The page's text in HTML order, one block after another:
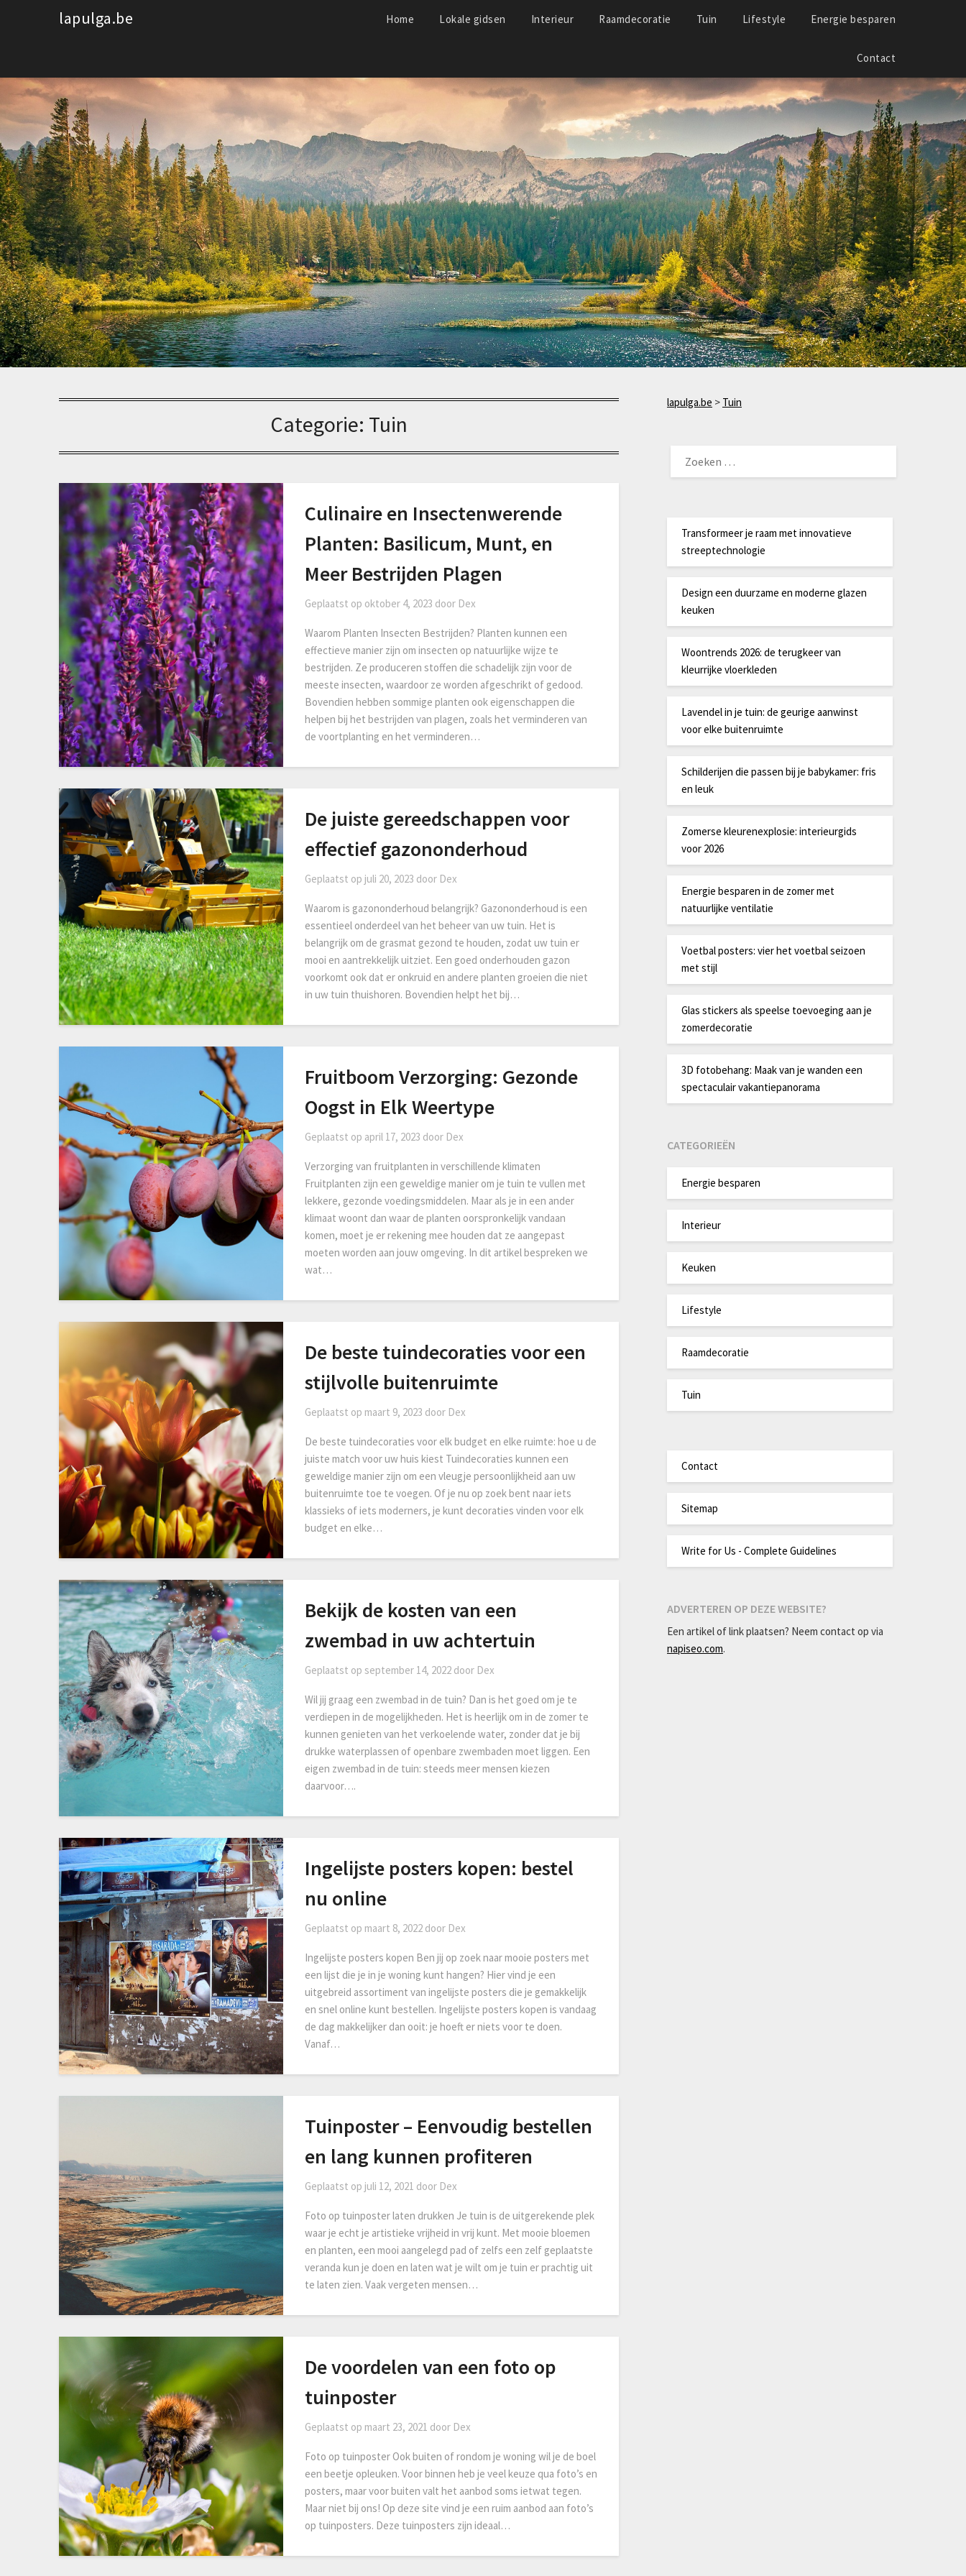
lapulga.be Home Lokale gidsen Interieur Raamdecoratie Tuin Lifestyle Energie besparen
Contact
Categorie: Tuin
Culinaire en Insectenwerende
Planten: Basilicum, Munt, en
Meer Bestrijden Plagen
Geplaatst op oktober 4, 2023 door Dex
Waarom Planten Insecten Bestrijden? Planten kunnen een
effectieve manier zijn om insecten op natuurlijke wijze te
bestrijden. Ze produceren stoffen die schadelijk zijn voor de
meeste insecten, waardoor ze worden afgeschrikt of gedood.
Bovendien hebben sommige planten ook eigenschappen die
helpen bij het bestrijden van plagen, zoals het verminderen van
de voortplanting en het verminderen…
De juiste gereedschappen voor
effectief gazononderhoud
Geplaatst op juli 20, 2023 door Dex
Waarom is gazononderhoud belangrijk? Gazononderhoud is een
essentieel onderdeel van het beheer van uw tuin. Het is
belangrijk om de grasmat gezond te houden, zodat uw tuin er
mooi en aantrekkelijk uitziet. Een goed onderhouden gazon
voorkomt ook dat er onkruid en andere planten groeien die niet
in uw tuin thuishoren. Bovendien helpt het bij…
Fruitboom Verzorging: Gezonde
Oogst in Elk Weertype
Geplaatst op april 17, 2023 door Dex
Verzorging van fruitplanten in verschillende klimaten
Fruitplanten zijn een geweldige manier om je tuin te vullen met
lekkere, gezonde voedingsmiddelen. Maar als je in een ander
klimaat woont dan waar de planten oorspronkelijk vandaan
komen, moet je er rekening mee houden dat ze aangepast
moeten worden aan jouw omgeving. In dit artikel bespreken we
wat…
De beste tuindecoraties voor een
stijlvolle buitenruimte
Geplaatst op maart 9, 2023 door Dex
De beste tuindecoraties voor elk budget en elke ruimte: hoe u de
juiste match voor uw huis kiest Tuindecoraties kunnen een
geweldige manier zijn om een vleugje persoonlijkheid aan uw
buitenruimte toe te voegen. Of je nu op zoek bent naar iets
klassieks of iets moderners, je kunt decoraties vinden voor elk
budget en elke…
Bekijk de kosten van een
zwembad in uw achtertuin
Geplaatst op september 14, 2022door Dex
Wil jij graag een zwembad in de tuin? Dan is het goed om je te
verdiepen in de mogelijkheden. Het is heerlijk om in de zomer te
kunnen genieten van het verkoelende water, zonder dat je bij
drukke waterplassen of openbare zwembaden moet liggen. Een
eigen zwembad in de tuin: steeds meer mensen kiezen
daarvoor….
Ingelijste posters kopen: bestel
nu online
Geplaatst op maart 8, 2022door Dex
Ingelijste posters kopen Ben jij op zoek naar mooie posters met
een lijst die je in je woning kunt hangen? Hier vind je een
uitgebreid assortiment van ingelijste posters die je gemakkelijk
en snel online kunt bestellen. Ingelijste posters kopen is vandaag
de dag makkelijker dan ooit: je hoeft er niets voor te doen.
Vanaf…
Tuinposter – Eenvoudig bestellen
en lang kunnen profiteren
Geplaatst op juli 12, 2021 door Dex
Foto op tuinposter laten drukken Je tuin is de uitgerekende plek
waar je echt je artistieke vrijheid in vrij kunt. Met mooie bloemen
en planten, een mooi aangelegd pad of zelfs een zelf geplaatste
veranda kun je doen en laten wat je wilt om je tuin er prachtig uit
te laten zien. Vaak vergeten mensen…
De voordelen van een foto op
tuinposter
Geplaatst op maart 23, 2021 door Dex
Foto op tuinposter Ook buiten of rondom je woning wil je de boel
een beetje opleuken. Voor binnen heb je veel keuze qua foto’s en
posters, maar voor buiten valt het aanbod soms ietwat tegen.
Maar niet bij ons! Op deze site vind je een ruim aanbod aan foto’s
op tuinposters. Deze tuinposters zijn ideaal…
lapulga.be > Tuin
NAAR:
Transformeer je raam met innovatieve
streeptechnologie
Design een duurzame en moderne glazen
keuken
Woontrends 2026: de terugkeer van
kleurrijke vloerkleden
Lavendel in je tuin: de geurige aanwinst
voor elke buitenruimte
Schilderijen die passen bij je babykamer: fris
en leuk
Zomerse kleurenexplosie: interieurgids
voor 2026
Energie besparen in de zomer met
natuurlijke ventilatie
Voetbal posters: vier het voetbal seizoen
met stijl
Glas stickers als speelse toevoeging aan je
zomerdecoratie
3D fotobehang: Maak van je wanden een
spectaculair vakantiepanorama
CATEGORIEËN
Energie besparen
Interieur
Keuken
Lifestyle
Raamdecoratie
Tuin
Contact
Sitemap
Write for Us - Complete Guidelines
ADVERTEREN OP DEZE WEBSITE?
Een artikel of link plaatsen? Neem contact op via
napiseo.com.